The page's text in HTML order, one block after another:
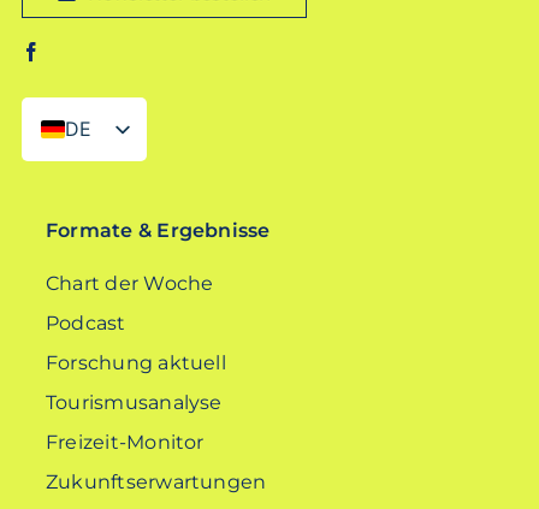
DE
EN
Formate & Ergebnisse
Chart der Woche
Podcast
Forschung aktuell
Tourismusanalyse
Freizeit-Monitor
Zukunftserwartungen